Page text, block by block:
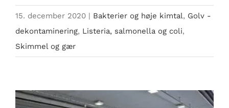
15. december 2020 | Bakterier og høje kimtal, Golv -
dekontaminering, Listeria, salmonella og coli,
Skimmel og gær